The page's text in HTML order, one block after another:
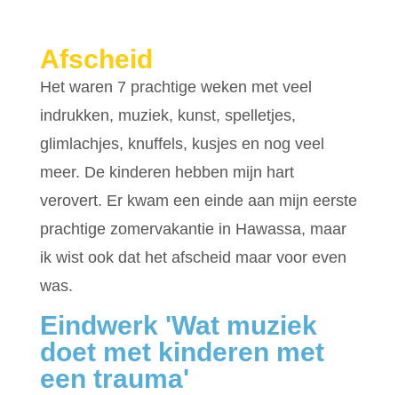
Afscheid
Het waren 7 prachtige weken met veel
indrukken, muziek, kunst, spelletjes,
glimlachjes, knuffels, kusjes en nog veel
meer. De kinderen hebben mijn hart
verovert. Er kwam een einde aan mijn eerste
prachtige zomervakantie in Hawassa, maar
ik wist ook dat het afscheid maar voor even
was.
Eindwerk 'Wat muziek
doet met kinderen met
een trauma'